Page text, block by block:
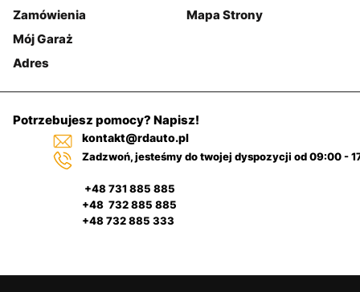
Zamówienia
Mój Garaż
Adres
Mapa Strony
Potrzebujesz pomocy? Napisz!
kontakt@rdauto.pl
Zadzwoń, jesteśmy do twojej dyspozycji od 09:00 -
+48 731 885 885
+48 732 885 885
+48 732 885 333